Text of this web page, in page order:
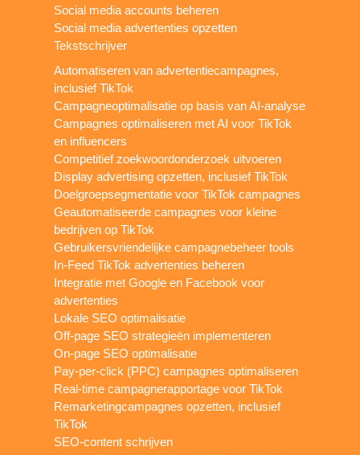
Social media accounts beheren
Social media advertenties opzetten
Tekstschrijver
Automatiseren van advertentiecampagnes,
inclusief TikTok
Campagneoptimalisatie op basis van AI-analyse
Campagnes optimaliseren met AI voor TikTok
en influencers
Competitief zoekwoordonderzoek uitvoeren
Display advertising opzetten, inclusief TikTok
Doelgroepsegmentatie voor TikTok campagnes
Geautomatiseerde campagnes voor kleine
bedrijven op TikTok
Gebruikersvriendelijke campagnebeheer tools
In-Feed TikTok advertenties beheren
Integratie met Google en Facebook voor
advertenties
Lokale SEO optimalisatie
Off-page SEO strategieën implementeren
On-page SEO optimalisatie
Pay-per-click (PPC) campagnes optimaliseren
Real-time campagnerapportage voor TikTok
Remarketingcampagnes opzetten, inclusief
TikTok
SEO-content schrijven